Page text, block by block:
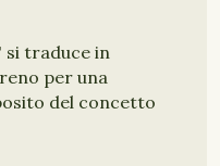
si traduce in
per una
del concetto